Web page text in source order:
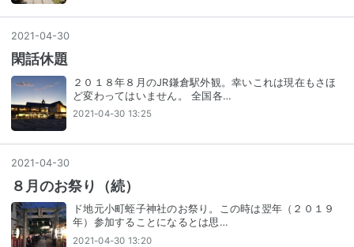
2021 -04-30
閑話休題
２０１８年８月のJR鎌倉駅外観。幸いこれは現在もさほ
ど変わってはいません。 全国各…
2021-04-30 13:25
2021 -04-30
８月のお祭り（続）
ド地元小町蛭子神社のお祭り。この時は翌年（２０１９
年）参加することになるとは思…
2021-04-30 13:20